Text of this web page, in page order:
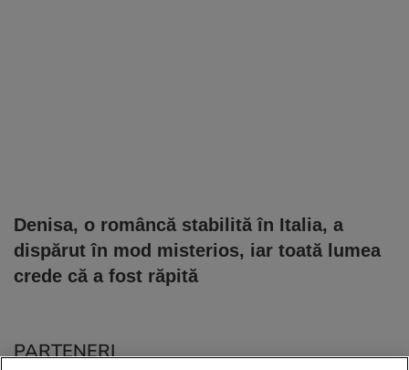
Denisa, o româncă stabilită în Italia, a
dispărut în mod misterios, iar toată lumea
crede că a fost răpită
PARTENERI